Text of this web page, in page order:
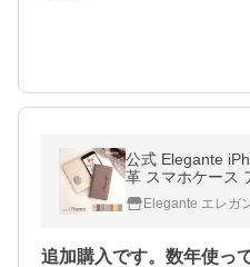
公式 Elegante
革 スマホケース
Phone7 8 Plus 手
Elegante エレガ